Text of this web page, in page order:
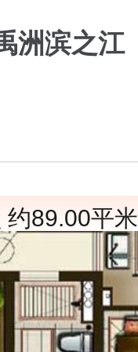
洲滨之江
约89.00平米